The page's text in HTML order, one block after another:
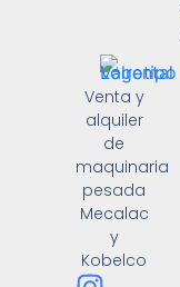
Venta y
alquiler
de
maquinaria
pesada
Mecalac
y
Kobelco